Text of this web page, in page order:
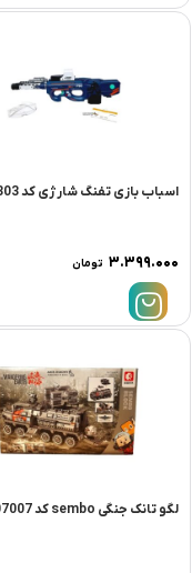
اسباب بازی تفنگ شارژی کد 303 A
۳.۳۹۹.۰۰۰ تومان
لگو تانک جنگی sembo کد 107007